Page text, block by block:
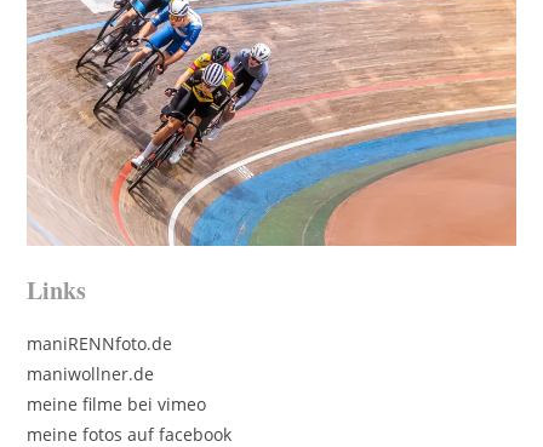
Links
maniRENNfoto.de
maniwollner.de
meine filme bei vimeo
meine fotos auf facebook